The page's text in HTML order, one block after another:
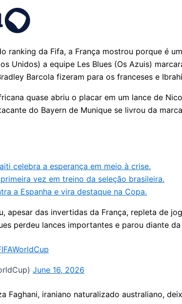
ranking da Fifa, a França mostrou porque é
Unidos) a equipe Les Blues (Os Azuis)
Barcola fizeram para os franceses e
quase abriu o placar em um lance de
do Bayern de Munique se livrou da
celebra a esperança em meio à crise.
vez em treino da seleção brasileira.
a Espanha e vira destaque na Copa.
apesar das invertidas da França, repleta de
perdeu lances importantes e parou diante
June 16, 2026
Faghani, iraniano naturalizado australiano,